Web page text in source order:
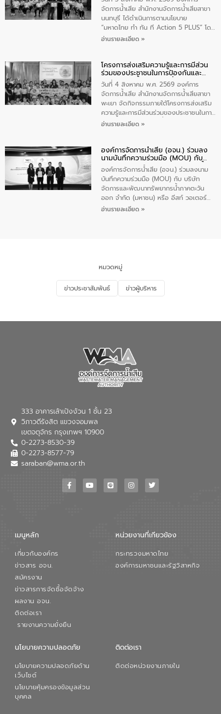
ประชาชนในพื้นที่เทศบาลตำบลวัดสิงก์ที่มี
ส่วนได้ส่วนเสียในโครงก่อสร้างศูนย์บริหาร
จัดการคุณภาพน้ำเทศบาลตำบลวัดสิงห์
จังหวัดชัยนาท ให้การต้อนรับ
จัดการน้ำเสีย สำนักงานจัดการน้ำเสียสาขา
นนทบุรี ได้ดำเนินการตามนโยบาย
“มหาดไทย ทำ ทัน ที Action 5 PLUS” โดย
จัดโครงการส่งเสริมความรู้และการมีส่วน
“ชุมชนร่วมใจ น้ำใสยั่งยืน” ได้บรรยายให้
ความรู้เกี่ยวกับการจัดการน้ำเสียและการใช้
ถังดักไขมันให้แก่นักเรียนโรงเรียนวัดบ่อ
(นันทวิทยา) เทศบาลนครปากเกร็ด อำเภอ
ปากเกร็ด จังหวัดนนทบุรี จำนวน 30 คน
อ่านรายละเอียด »
โครงการส่งเสริมความรู้และการมีส่วน
ร่วมของประชาชนในการป้องกันและ
แก้ไขปัญหาน้ำเสียอย่างยั่งยืน
วันที่ 4 สิงหาคม พ.ศ. 2569 องค์การ
จัดการน้ำเสีย สำนักงานจัดการน้ำเสียสาขา
พะเยา จัดกิจกรรมภายใต้โครงการส่งเสริม
ความรู้และการมีส่วนร่วมของประชาชนในการ
ป้องกันและแก้ไขปัญหาน้ำเสียอย่างยั่งยืน
ชุมชนและการบำบัดน้ำเสียเบื้องต้น ให้กับ
นักเรียนชั้นประถมศึกษาปีที่ 5 โรงเรียน
เทศบาล 1 (พะเยาประชานุกูล) จำนวน 30
คน
อ่านรายละเอียด »
องค์การจัดการน้ำเสีย (อจน.) ร่วมลง
นามบันทึกความร่วมมือ (MOU) กับ
บริษัท จัดการและพัฒนาทรัพยากรน้ำ
ภาคตะวันออก จำกัด (มหาชน) หรือ อีส
ท์ วอเตอร์
องค์การจัดการน้ำเสีย (อจน.) ร่วมลงนาม
บันทึกความร่วมมือ (MOU) กับ บริษัท
จัดการและพัฒนาทรัพยากรน้ำภาคตะวัน
ออก จำกัด (มหาชน) หรือ อีสท์ วอเตอร์
เมื่อวันอังคารที่ 4 สิงหาคม 2569 ณ ห้อง
ด้านน้ำของประเทศ และเตรียมความพร้อม
รองรับการเติบโตของเมือง รวมถึงการ
ลงทุนในอุตสาหกรรมแห่งอนาคต ตลอดจน
มุ่งตอบโจทย์ความท้าทายจากวิกฤตการ
ในครั้งนี้เป็นการดึงจุดแข็งและความ
(อจน.) มาผสานกับประสบการณ์และ
เทคโนโลยีโครงข่ายน้ำครบวงจรในพื้นที่ EEC
ของอีสท์ วอเตอร์ เพื่อร่วมกันศึกษา
เทคโนโลยีการปรับปรุงคุณภาพน้ำ (Water
Reuse) และพัฒนารูปแบบการดำเนินงาน
ใช้น้ำที่พุ่งสูงขึ้นจากการขยายตัวของ
การองค์การจัดการน้ำเสีย กล่าวถึงภารกิจ
เพื่อสนับสนุนการพัฒนาเมืองอย่างยั่งยืน
ขณะที่ นายบดินทร์ อุดล กรรมการผู้อำนวย
สมดุลทางเศรษฐกิจและสิ่งแวดล้อมได้อย่าง
ภาคเอกชนในครั้งนี้ นับเป็นก้าวสำคัญของ
องค์การจัดการน้ำเสีย (อจน.) ในการร่วมวาง
อ่านรายละเอียด »
หมวดหมู่
ข่าวประชาสัมพันธ์ ข่าวผู้บริหาร
333 อาคารเล้าเป้งง้วน 1 ชั้น 23
วิภาวดีรังสิต แขวงจอมพล
เขตจตุจักร กรุงเทพฯ 10900
0-2273-8530-39
0-2273-8577-79
saraban@wma.or.th
เมนูหลัก
เกี่ยวกับองค์กร
ข่าวสาร อจน.
สมัครงาน
ข่าวสารการจัดซื้อจัดจ้าง
ผลงาน อจน.
ติดต่อเรา
รายงานความยั่งยืน
หน่วยงานที่เกียวข้อง
กระทรวงมหาดไทย
องค์การมหาชนและรัฐวิสาหกิจ
นโยบายความปลอดภัย
นโยบายความปลอดภัยด้าน
เว็บไซต์
นโยบายคุ้มครองข้อมูลส่วน
บุคคล
ติดต่อเรา
ติดต่อหน่วยงานภายใน